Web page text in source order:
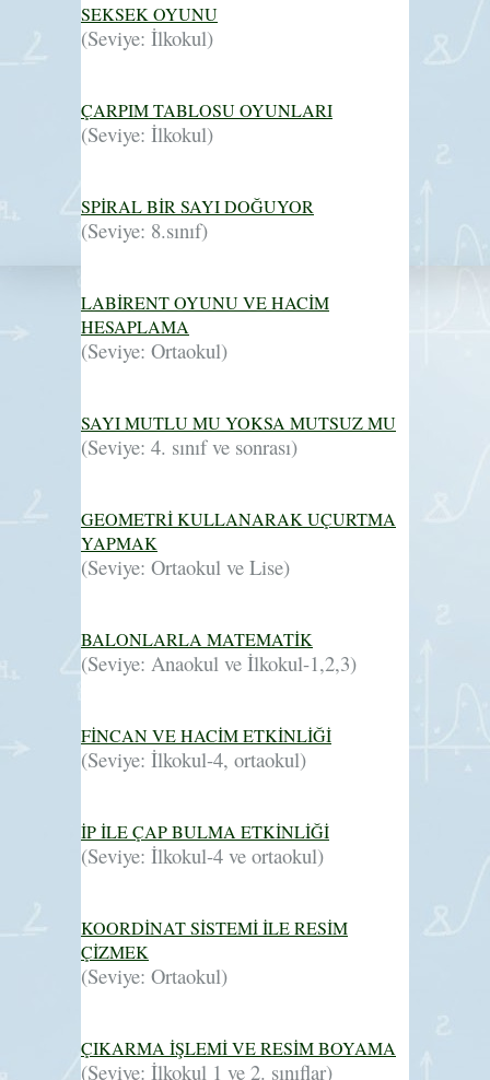
SEKSEK OYUNU
(Seviye: İlkokul)
ÇARPIM TABLOSU OYUNLARI
(Seviye: İlkokul)
SPİRAL BİR SAYI DOĞUYOR
(Seviye: 8.sınıf)
LABİRENT OYUNU VE HACİM
HESAPLAMA
(Seviye: Ortaokul)
SAYI MUTLU MU YOKSA MUTSUZ MU
(Seviye: 4. sınıf ve sonrası)
GEOMETRİ KULLANARAK UÇURTMA
YAPMAK
(Seviye: Ortaokul ve Lise)
BALONLARLA MATEMATİK
(Seviye: Anaokul ve İlkokul-1,2,3)
FİNCAN VE HACİM ETKİNLİĞİ
(Seviye: İlkokul-4, ortaokul)
İP İLE ÇAP BULMA ETKİNLİĞİ
(Seviye: İlkokul-4 ve ortaokul)
KOORDİNAT SİSTEMİ İLE RESİM
ÇİZMEK
(Seviye: Ortaokul)
ÇIKARMA İŞLEMİ VE RESİM BOYAMA
(Seviye: İlkokul 1 ve 2. sınıflar)